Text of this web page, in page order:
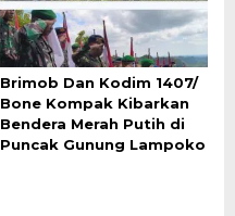
Brimob Dan Kodim 1407/
Bone Kompak Kibarkan
Bendera Merah Putih di
Puncak Gunung Lampoko